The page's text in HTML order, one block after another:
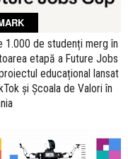
1.000 de studenți merg în
etapă a Future Jobs
educațional lansat
și Școala de Valori în